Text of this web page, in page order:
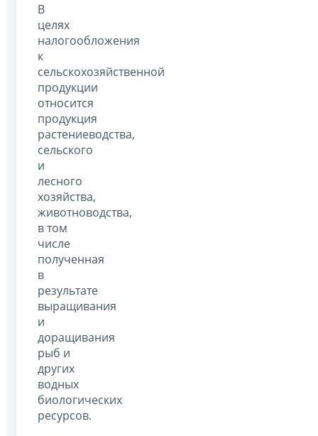
В
целях
налогообложения
к
сельскохозяйственной
продукции
относится
продукция
растениеводства,
сельского
и
лесного
хозяйства,
животноводства,
в том
числе
полученная
в
результате
выращивания
и
доращивания
рыб и
других
водных
биологических
ресурсов.